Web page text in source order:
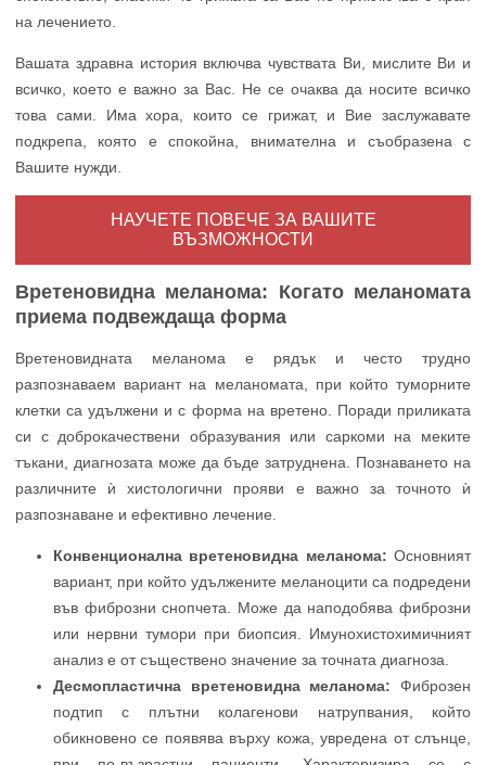
на лечението.
Вашата здравна история включва чувствата Ви, мислите Ви и
всичко, което е важно за Вас. Не се очаква да носите всичко
това сами. Има хора, които се грижат, и Вие заслужавате
подкрепа, която е спокойна, внимателна и съобразена с
Вашите нужди.
НАУЧЕТЕ ПОВЕЧЕ ЗА ВАШИТЕ
ВЪЗМОЖНОСТИ
Вретеновидна меланома: Когато меланомата
приема подвеждаща форма
Вретеновидната меланома е рядък и често трудно
разпознаваем вариант на меланомата, при който туморните
клетки са удължени и с форма на вретено. Поради приликата
си с доброкачествени образувания или саркоми на меките
тъкани, диагнозата може да бъде затруднена. Познаването на
различните ѝ хистологични прояви е важно за точното ѝ
разпознаване и ефективно лечение.
Конвенционална вретеновидна меланома: Основният
вариант, при който удължените меланоцити са подредени
във фиброзни снопчета. Може да наподобява фиброзни
или нервни тумори при биопсия. Имунохистохимичният
анализ е от съществено значение за точната диагноза.
Десмопластична вретеновидна меланома: Фиброзен
подтип с плътни колагенови натрупвания, който
обикновено се появява върху кожа, увредена от слънце,